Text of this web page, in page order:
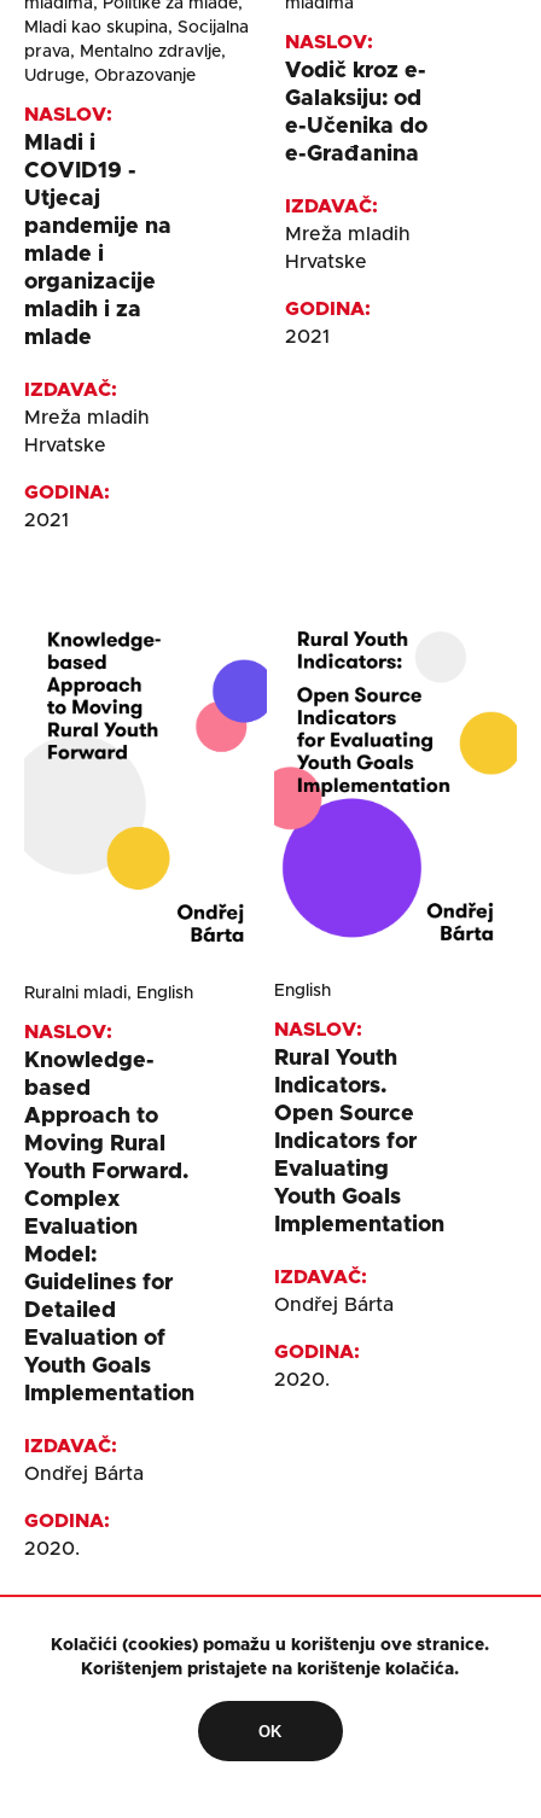
mladima, Politike za mlade,
Mladi kao skupina, Socijalna
prava, Mentalno zdravlje,
Udruge, Obrazovanje
NASLOV:
Mladi i
COVID19 -
Utjecaj
pandemije na
mlade i
organizacije
mladih i za
mlade
IZDAVAČ:
Mreža mladih
Hrvatske
GODINA:
2021
mladima
NASLOV:
Vodič kroz e-
Galaksiju: od
e-Učenika do
e-Građanina
IZDAVAČ:
Mreža mladih
Hrvatske
GODINA:
2021
Ruralni mladi, English
NASLOV:
Knowledge-
based
Approach to
Moving Rural
Youth Forward.
Complex
Evaluation
Model:
Guidelines for
Detailed
Evaluation of
Youth Goals
Implementation
IZDAVAČ:
Ondřej Bárta
GODINA:
2020.
English
NASLOV:
Rural Youth
Indicators.
Open Source
Indicators for
Evaluating
Youth Goals
Implementation
IZDAVAČ:
Ondřej Bárta
GODINA:
2020.
Kolačići (cookies) pomažu u korištenju ove stranice.
Korištenjem pristajete na korištenje kolačića.
OK